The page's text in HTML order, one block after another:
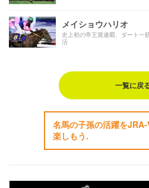
メイショウハリオ
史上初の帝王賞連覇、ダート一
活
一覧に戻
名馬の子孫の活躍を
楽しもう.